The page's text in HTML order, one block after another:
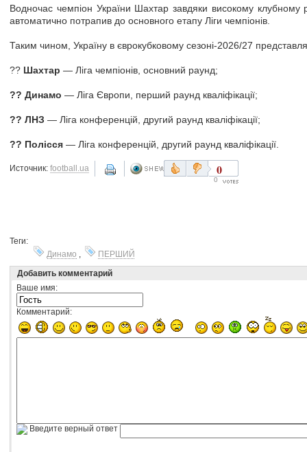
Водночас чемпіон України Шахтар завдяки високому клубному
автоматично потрапив до основного етапу Ліги чемпіонів.
Таким чином, Україну в єврокубковому сезоні-2026/27
?? Шахтар — Ліга чемпіонів, основний раунд;
?? Динамо — Ліга Європи, перший раунд кваліфікації;
?? ЛНЗ — Ліга конференцій, другий раунд кваліфікації;
?? Полісся — Ліга конференцій, другий раунд кваліфікації.
Источник: football.ua 0
0
Теги:
Динамо ,
ПЕРШИЙ
Добавить комментарий
Ваше имя:
Комментарий:
Введите верный ответ